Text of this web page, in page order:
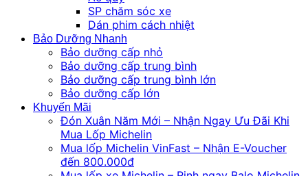
SP chăm sóc xe
Dán phim cách nhiệt
Bảo Dưỡng Nhanh
Bảo dưỡng cấp nhỏ
Bảo dưỡng cấp trung bình
Bảo dưỡng cấp trung bình lớn
Bảo dưỡng cấp lớn
Khuyến Mãi
Đón Xuân Năm Mới – Nhận Ngay Ưu Đãi Khi
Mua Lốp Michelin
Mua lốp Michelin VinFast – Nhận E-Voucher
đến 800.000đ